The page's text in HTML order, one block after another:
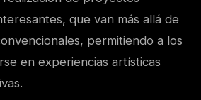
que van más allá de
permitiendo a los
en experiencias artísticas